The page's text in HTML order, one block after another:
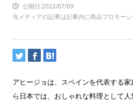
公開日:2022/07/09
当メディアの記事は記事内に商品プロモーシ
アヒージョは、スペインを代表する
ら日本では、おしゃれな料理として